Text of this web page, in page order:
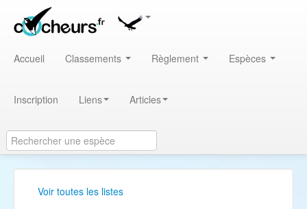
Accueil Classements Règlement Espèces
Inscription Liens Articles
Voir toutes les listes